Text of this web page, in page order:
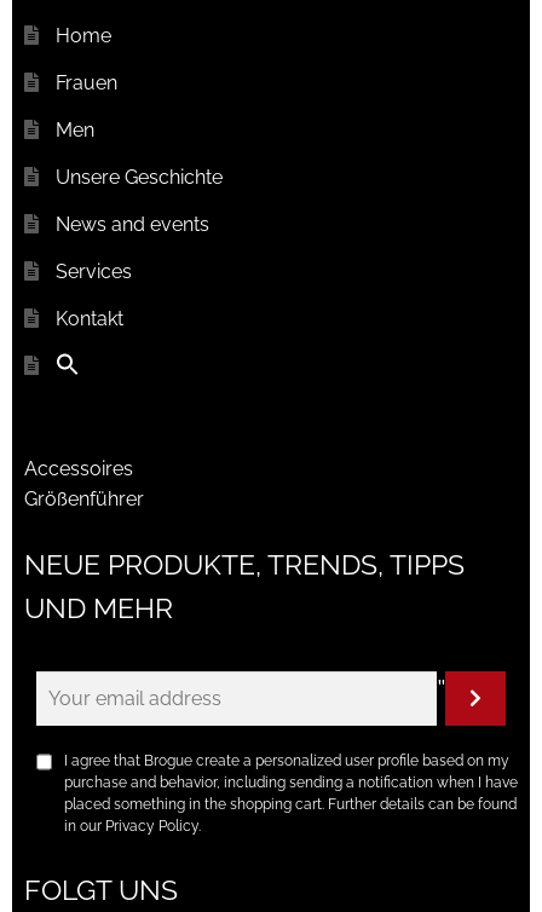
Home
Frauen
Men
Unsere Geschichte
News and events
Services
Kontakt
Accessoires
Größenführer
NEUE PRODUKTE, TRENDS, TIPPS
UND MEHR
"
I agree that Brogue create a personalized user profile based on my
purchase and behavior, including sending a notification when I have
placed something in the shopping cart. Further details can be found
in our Privacy Policy.
FOLGT UNS